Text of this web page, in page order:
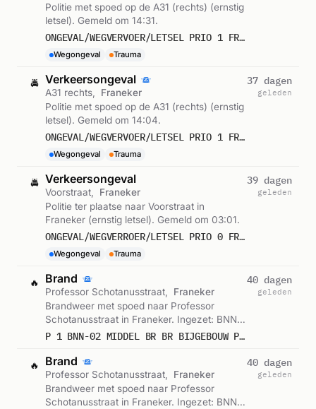
Politie met spoed op de A31 (rechts) (ernstig
letsel). Gemeld om 14:31.
ONGEVAL/WEGVERVOER/LETSEL PRIO 1 FRANEKER AFRIT A31 RE - FRANEKER 20
Wegongeval Trauma
🚔 Verkeersongeval
A31 rechts,
Franeker
Politie met spoed op de A31 (rechts) (ernstig
letsel). Gemeld om 14:04.
ONGEVAL/WEGVERVOER/LETSEL PRIO 1 FRANEKER AFRIT A31 RE - FRANEKER 20
Wegongeval Trauma
37 dagen
geleden
🚔 Verkeersongeval
Voorstraat,
Franeker
Politie ter plaatse naar Voorstraat in
Franeker (ernstig letsel). Gemeld om 03:01.
ONGEVAL/WEGVERROER/LETSEL PRIO 0 FRANEKER PRIMERA FRANEKER VOORSTRAAT
Wegongeval Trauma
39 dagen
geleden
🔥 Brand
Professor Schotanusstraat,
Franeker
Brandweer met spoed naar Professor
Schotanusstraat in Franeker. Ingezet: BNN-
02. Gemeld om 04:00.
P 1 BNN-02 MIDDEL BR BR BIJGEBOUW PROFESSOR SCHOTANUSSTRAAT FRANEKER 024631
40 dagen
geleden
🔥 Brand
Professor Schotanusstraat,
Franeker
Brandweer met spoed naar Professor
Schotanusstraat in Franeker. Ingezet: BNN-
40 dagen
geleden